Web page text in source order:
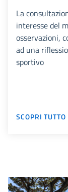
La
interesse del
osservazioni,
ad una
sportivo
SCOPRI TUTTO